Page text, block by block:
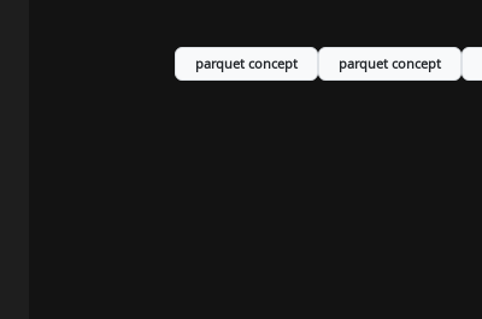
parquet concept parquet concept